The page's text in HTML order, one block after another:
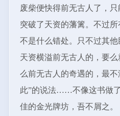
废柴便快得前无古人了，
突破了天资的藩篱。不过
不是什么错处。只不过其
天资横溢前无古人的，要
么前无古人的奇遇的，最
此”的说法……不像这书做
佳的金光牌坊，吾不屑之。